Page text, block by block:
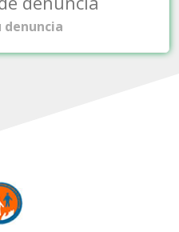
denuncia